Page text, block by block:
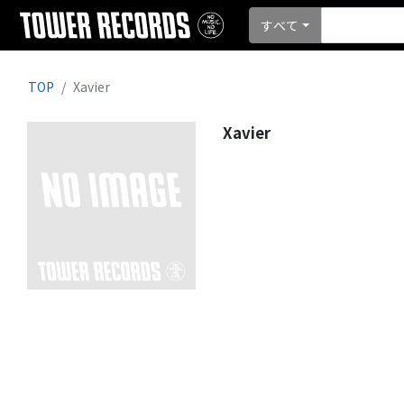
すべて
TOP Xavier
Xavier